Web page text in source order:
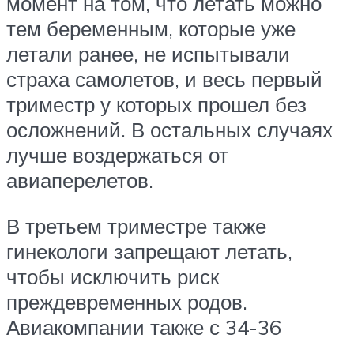
тем беременным, которые уже
летали ранее, не испытывали
страха самолетов, и весь первый
триместр у которых прошел без
осложнений. В остальных случаях
лучше воздержаться от
авиаперелетов.
В третьем триместре также
гинекологи запрещают летать,
чтобы исключить риск
преждевременных родов.
Авиакомпании также с 34-36